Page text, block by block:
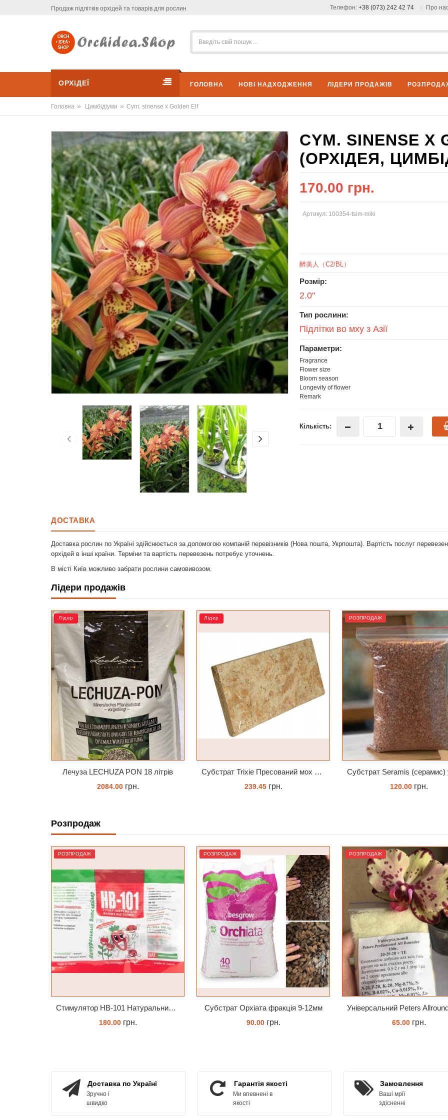
Продаж підлітків орхідей та товарів для рослин Телефон: +38 (073) 242 42 74 Про
ОРХІДЕЇ ГОЛОВНА НОВІ НАДХОДЖЕННЯ ЛІДЕРИ ПРОДАЖІВ
Головна » Цимбідіуми » Cym. sinense x Golden Elf
CYM. SINENSE X
(ОРХІДЕЯ,
170.00 грн.
Артикул: 100354-tsim-miki
醉美人（C2/BL）
Розмір:
2.0"
Тип рослини:
Підлітки во мху з Азії
Параметри:
Fragrance
Flower size
Bloom season
Longevity of flower
Remark
Кількість:
ДОСТАВКА
Доставка рослин по Україні здійснюється за допомогою компаній перевізників (Нова пошта, Укрпошта). Вартість послуг
орхідей в інші країни. Терміни та вартість перевезень потребує уточнень.
В місті Київ можливо забрати рослини самовивозом.
Лідери продажів
Лідер
Субстрат Trixie Пресований мох сфагнум з Німеччини для орхідей та тераріумів 100 г
239.45грн.
РОЗПРОДАЖ
Субстрат Seramis (серамис) універсальний - гранульована глина стандартного разміра для всіх рослин 1 л
120.00 грн.
Лідер
Субстрат для орхідей
75.00грн.
Розпродаж
РОЗПРОДАЖ
Стимулятор HB-101 Натуральний віталайзер 6 мл
180.00грн.
РОЗПРОДАЖ
Субстрат Орхіата фракція 9-12мм
90.00грн.
РОЗПРОДАЖ
65.00грн.
Доставка по Україні
Зручно і
швидко
Гарантія якості
Ми впевнені в
якості
Замовлення
Ваші мрії
здісненні